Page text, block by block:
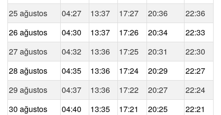
25 ağustos 04:27 13:37 17:27 20:36
22:36
26 ağustos
04:30 13:37 17:26 20:34
22:33
27 ağustos
04:32 13:36 17:25 20:31
22:30
28 ağustos
04:35 13:36 17:24 20:29
22:27
29 ağustos
04:37 13:36 17:22 20:27
22:24
30 ağustos
04:40 13:35 17:21 20:25
22:21